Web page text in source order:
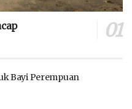
Bayi Perempuan